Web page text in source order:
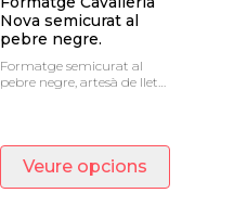
Nova semicurat al
pebre negre.
Formatge semicurat al
pebre negre, artesà de llet
Veure opcions